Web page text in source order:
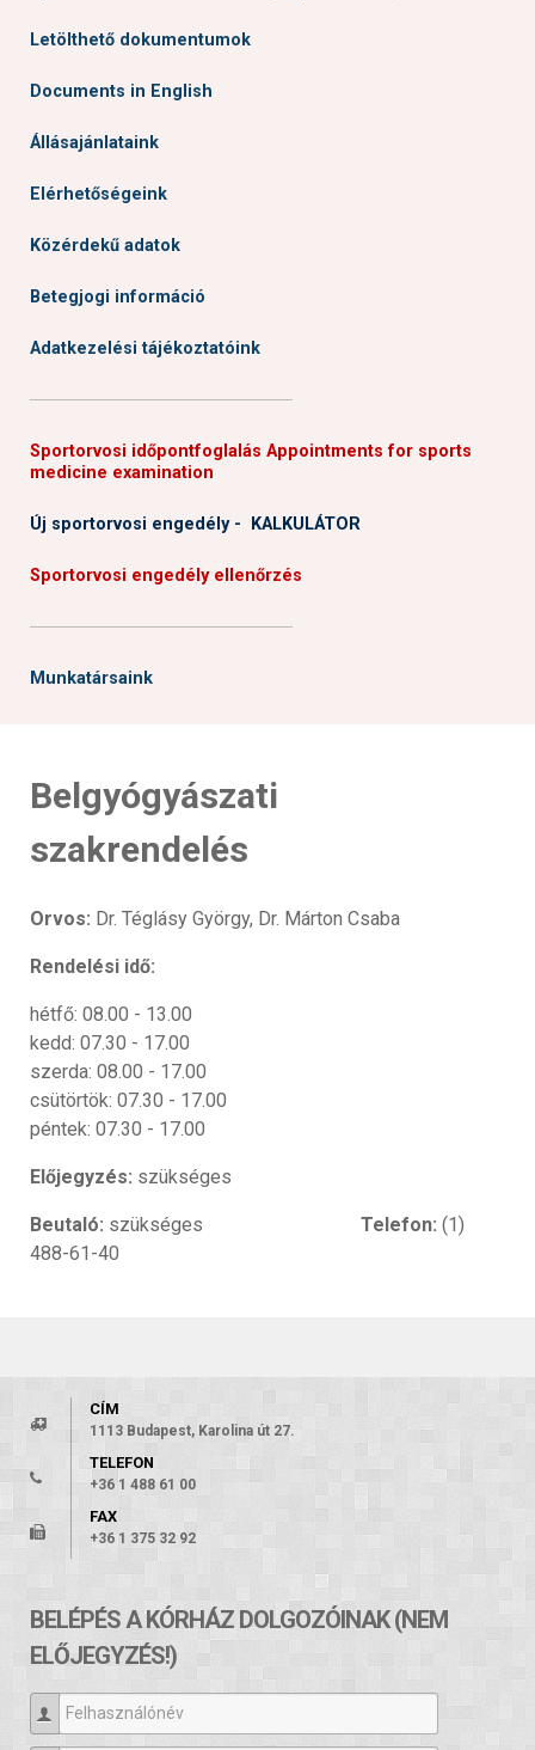
Letölthető dokumentumok
Documents in English
Állásajánlataink
Elérhetőségeink
Közérdekű adatok
Betegjogi információ
Adatkezelési tájékoztatóink
──────────────────────
Sportorvosi időpontfoglalás Appointments for sports
medicine examination
Új sportorvosi engedély - KALKULÁTOR
Sportorvosi engedély ellenőrzés
──────────────────────
Munkatársaink
Belgyógyászati
szakrendelés
Orvos: Dr. Téglásy György, Dr. Márton Csaba
Rendelési idő:
hétfő: 08.00 - 13.00
kedd: 07.30 - 17.00
szerda: 08.00 - 17.00
csütörtök: 07.30 - 17.00
péntek: 07.30 - 17.00
Előjegyzés: szükséges
Beutaló: szükséges Telefon: (1)
488-61-40
CÍM
1113 Budapest, Karolina út 27.
TELEFON
+36 1 488 61 00
FAX
+36 1 375 32 92
BELÉPÉS A KÓRHÁZ DOLGOZÓINAK (NEM
ELŐJEGYZÉS!)
Felhasználónév